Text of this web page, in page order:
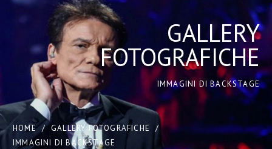
GALLERY
FOTOGRAFICHE
IMMAGINI DI BACKSTAGE
HOME / GALLERY FOTOGRAFICHE
/
IMMAGINI DI BACKSTAGE